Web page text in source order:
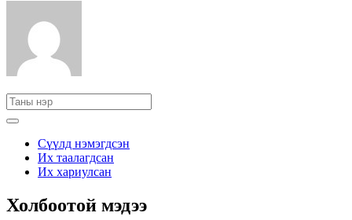
Сүүлд нэмэгдсэн
Их таалагдсан
Их хариулсан
Холбоотой мэдээ